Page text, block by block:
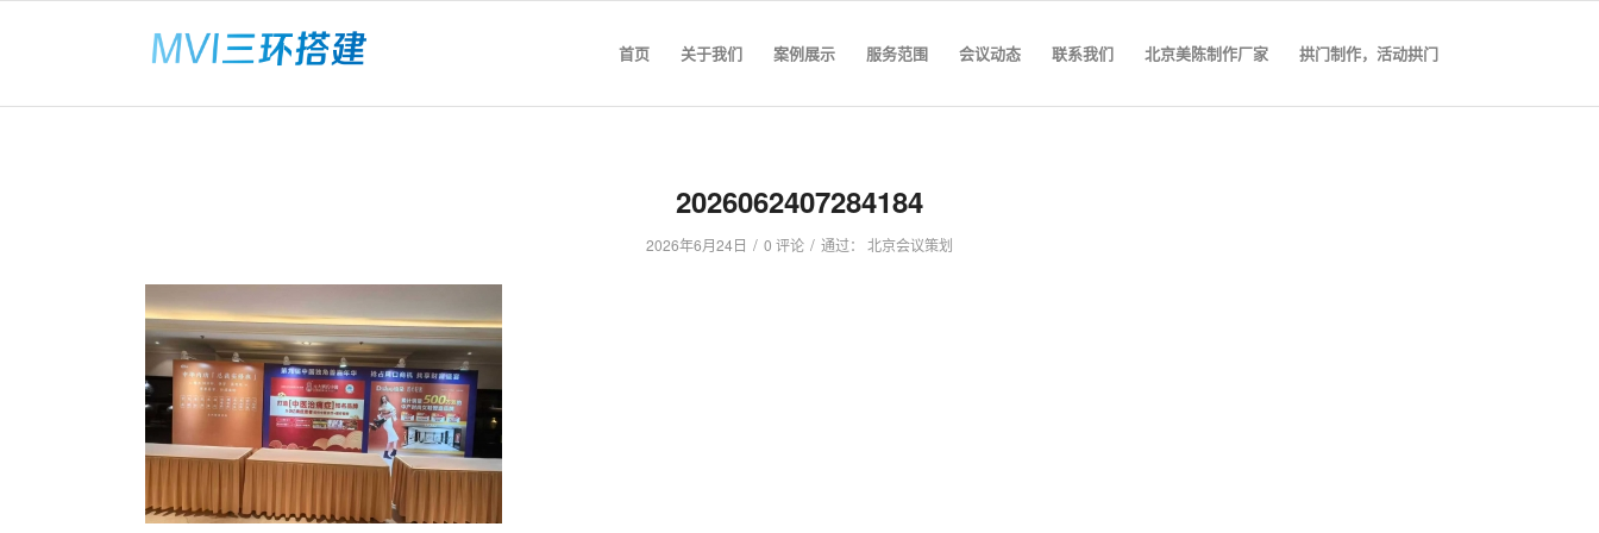
首页 关于我们 案例展示 服务范围 会议动态 联系我们 北京美陈制作厂家 拱门制作，活动拱门
2026062407284184
2026年6月24日 / 0 评论 / 通过： 北京会议策划